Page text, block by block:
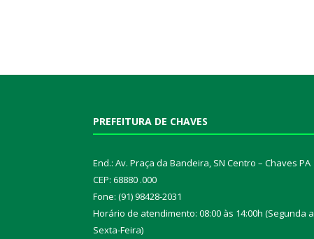
PREFEITURA DE CHAVES
End.: Av. Praça da Bandeira, SN Centro – Chaves PA
CEP: 68880 .000
Fone: (91) 98428-2031
Horário de atendimento: 08:00 às 14:00h (Segunda a
Sexta-Feira)